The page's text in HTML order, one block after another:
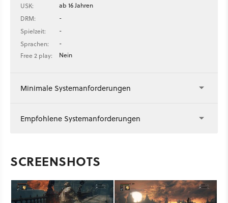
USK:
ab 16 Jahren
DRM:
-
Spielzeit:
-
Sprachen:
-
Free 2 play:
Nein
Minimale Systemanforderungen
Empfohlene Systemanforderungen
SCREENSHOTS